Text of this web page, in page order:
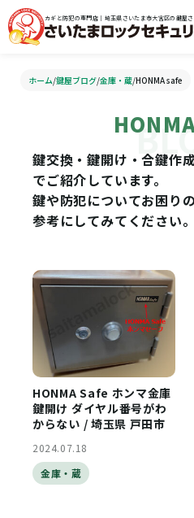
カギと防犯の専門店｜埼玉県さいたま市大宮区の鍵屋
ホーム/鍵屋ブログ/金庫・蔵/HONMA safe
鍵交換・鍵開け・合鍵作
でご紹介しています。
鍵や防犯についてお困り
参考にしてみてください。
HONMA Safe ホンマ金庫
鍵開け ダイヤル番号がわ
からない / 埼玉県 戸田市
2024.07.18
金庫・蔵